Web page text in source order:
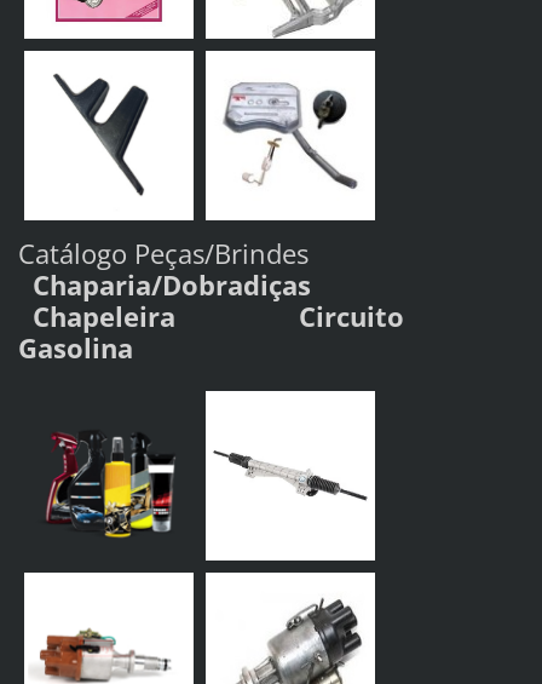
Catálogo Peças/Brindes
Chaparia/Dobradiças
Chapeleira Circuito
Gasolina